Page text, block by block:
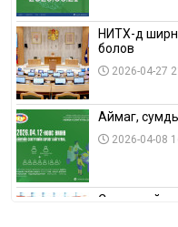
НИТХ-д
болов
2026-04-27
Аймаг,
2026-04-08
Сонгуулийн